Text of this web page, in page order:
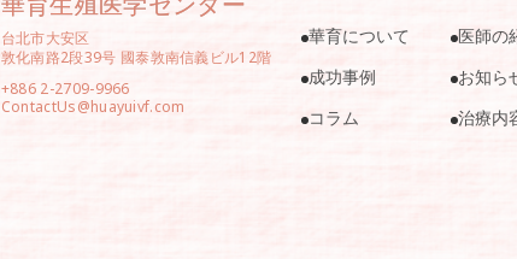
台北市大安区
敦化南路2段39号 國泰敦南信義ビル12階
+886 2-2709-9966
ContactUs@huayuivf.com
華育について
医師の
成功事例
お知ら
コラム
治療内